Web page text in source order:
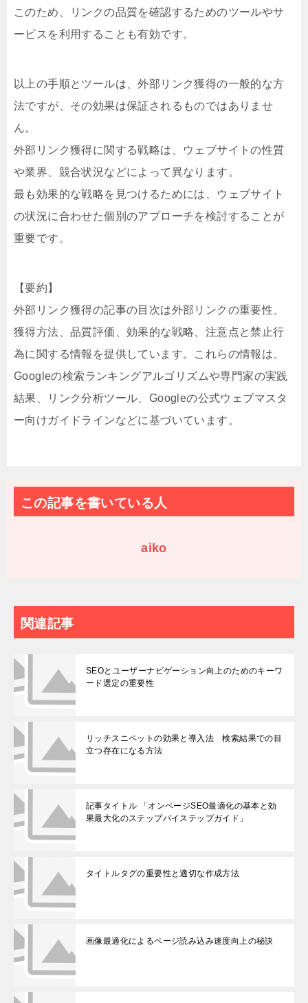
このため、リンクの品質を確認するためのツールやサ
ービスを利用することも有効です。
以上の手順とツールは、外部リンク獲得の一般的な方
法ですが、その効果は保証されるものではありませ
ん。
外部リンク獲得に関する戦略は、ウェブサイトの性質
や業界、競合状況などによって異なります。
最も効果的な戦略を見つけるためには、ウェブサイト
の状況に合わせた個別のアプローチを検討することが
重要です。
【要約】
外部リンク獲得の記事の目次は外部リンクの重要性、
獲得方法、品質評価、効果的な戦略、注意点と禁止行
為に関する情報を提供しています。これらの情報は、
Googleの検索ランキングアルゴリズムや専門家の実践
結果、リンク分析ツール、Googleの公式ウェブマスタ
ー向けガイドラインなどに基づいています。
この記事を書いている人
aiko
関連記事
SEOとユーザーナビゲーション向上のためのキーワ
ード選定の重要性
リッチスニペットの効果と導入法 検索結果での目
立つ存在になる方法
記事タイトル 「オンページSEO最適化の基本と効
果最大化のステップバイステップガイド」
タイトルタグの重要性と適切な作成方法
画像最適化によるページ読み込み速度向上の秘訣